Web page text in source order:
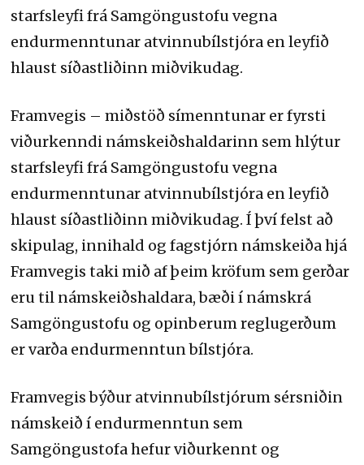
starfsleyfi frá Samgöngustofu vegna
endurmenntunar atvinnubílstjóra en leyfið
hlaust síðastliðinn miðvikudag.
Framvegis – miðstöð símenntunar er fyrsti
viðurkenndi námskeiðshaldarinn sem hlýtur
starfsleyfi frá Samgöngustofu vegna
endurmenntunar atvinnubílstjóra en leyfið
hlaust síðastliðinn miðvikudag. Í því felst að
skipulag, innihald og fagstjórn námskeiða hjá
Framvegis taki mið af þeim kröfum sem gerðar
eru til námskeiðshaldara, bæði í námskrá
Samgöngustofu og opinberum reglugerðum
er varða endurmenntun bílstjóra.
Framvegis býður atvinnubílstjórum sérsniðin
námskeið í endurmenntun sem
Samgöngustofa hefur viðurkennt og